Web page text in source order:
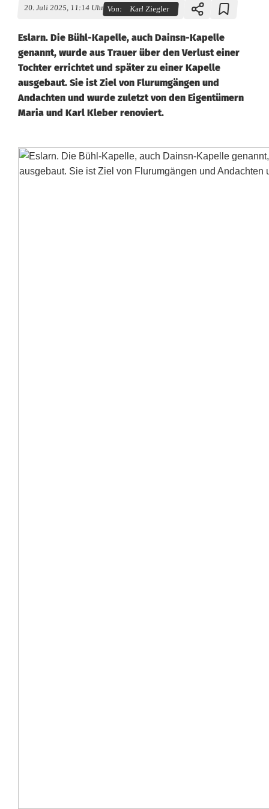
20. Juli 2025, 11:14 Uhr Von: Karl Ziegler
Eslarn. Die Bühl-Kapelle, auch Dainsn-Kapelle
genannt, wurde aus Trauer über den Verlust einer
Tochter errichtet und später zu einer Kapelle
ausgebaut. Sie ist Ziel von Flurumgängen und
Andachten und wurde zuletzt von den Eigentümern
Maria und Karl Kleber renoviert.